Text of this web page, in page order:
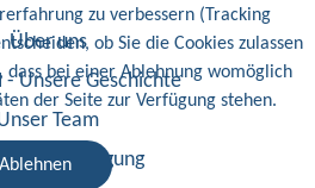
Über uns
- Unsere Geschichte
Team
zu verbessern (Tracking
ob Sie die Cookies zulassen
dass bei einer Ablehnung womöglich
der Seite zur Verfügung stehen.
Ablehnen